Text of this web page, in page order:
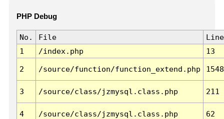
PHP Debug
No. File
Line
1
/index.php 13
2 /source/function/function_extend.php 1548
3 /source/class/jzmysql.class.php 211
4 /source/class/jzmysql.class.php 62